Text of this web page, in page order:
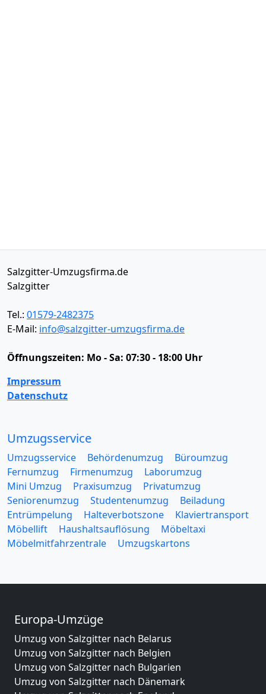
Salzgitter-Umzugsfirma.de
Salzgitter
Tel.: 01579-2482375
E-Mail: info@salzgitter-umzugsfirma.de
Öffnungszeiten: Mo - Sa: 07:30 - 18:00 Uhr
Impressum
Datenschutz
Umzugsservice
Umzugsservice Behördenumzug
Büroumzug
Fernumzug
Firmenumzug
Laborumzug
Mini Umzug
Praxisumzug
Privatumzug
Seniorenumzug
Studentenumzug
Beiladung
Entrümpelung
Halteverbotszone
Klaviertransport
Möbellift
Haushaltsauflösung
Möbeltaxi
Möbelmitfahrzentrale
Umzugskartons
Europa-Umzüge
Umzug von Salzgitter nach Belarus
Umzug von Salzgitter nach Belgien
Umzug von Salzgitter nach Bulgarien
Umzug von Salzgitter nach Dänemark